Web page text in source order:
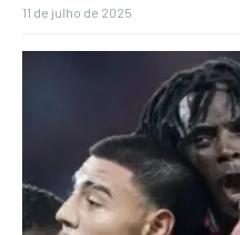
11 de julho de 2025